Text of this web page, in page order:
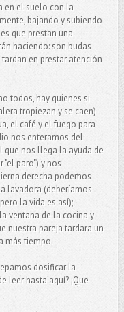
en el suelo con la
bajando y subiendo
que prestan una
haciendo: son budas
en prestar atención
todos, hay quienes si
tropiezan y se caen)
el café y el fuego para
nos enteramos del
que nos llega la ayuda de
"el paro") y nos
derecha podemos
lavadora (deberíamos
la vida es así);
ventana de la cocina y
nuestra pareja tardara un
más tiempo.
dosificar la
leer hasta aquí? ¡Que